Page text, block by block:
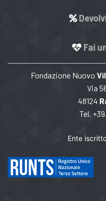
Fai
Fondazione Nuovo
Via
48124
Tel.
Ente